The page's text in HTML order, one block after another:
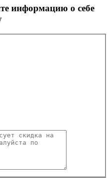
информацию о себе